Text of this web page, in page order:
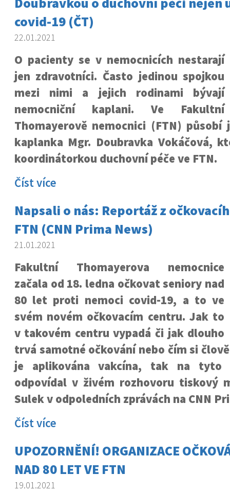
covid-19 (ČT)
22.01.2021
O pacienty se v nemocnicích nestarají
jen zdravotníci. Často jedinou spojkou
mezi nimi a jejich rodinami bývají
nemocniční kaplani. Ve Fakultní
Thomayerově nemocnici (FTN) působí
kaplanka Mgr. Doubravka Vokáčová,
koordinátorkou duchovní péče ve FTN.
Číst více
Napsali o nás: Reportáž z
FTN (CNN Prima News)
21.01.2021
Fakultní Thomayerova nemocnice
začala od 18. ledna očkovat seniory nad
80 let proti nemoci covid-19, a to ve
svém novém očkovacím centru. Jak to
v takovém centru vypadá či jak dlouho
trvá samotné očkování nebo čím si
je aplikována vakcína, tak na tyto
odpovídal v živém rozhovoru tiskový
Sulek v odpoledních zprávách na CNN
Číst více
UPOZORNĚNÍ! ORGANIZACE
NAD 80 LET VE FTN
19.01.2021